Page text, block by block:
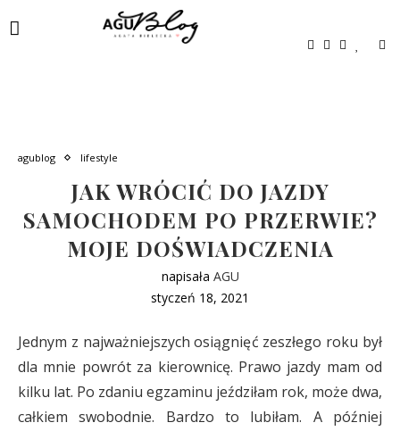
agublog lifestyle
JAK WRÓCIĆ DO JAZDY
SAMOCHODEM PO PRZERWIE?
MOJE DOŚWIADCZENIA
napisała AGU
styczeń 18, 2021
Jednym z najważniejszych osiągnięć zeszłego roku był
dla mnie powrót za kierownicę. Prawo jazdy mam od
kilku lat. Po zdaniu egzaminu jeździłam rok, może dwa,
całkiem swobodnie. Bardzo to lubiłam. A później